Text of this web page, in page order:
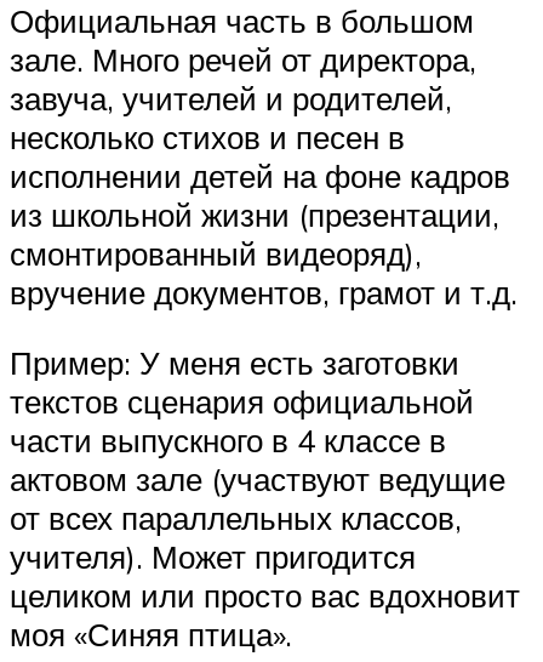
Официальная часть в большом
зале. Много речей от директора,
завуча, учителей и родителей,
несколько стихов и песен в
исполнении детей на фоне кадров
из школьной жизни (презентации,
смонтированный видеоряд),
вручение документов, грамот и т.д.
Пример: У меня есть заготовки
текстов сценария официальной
части выпускного в 4 классе в
актовом зале (участвуют ведущие
от всех параллельных классов,
учителя). Может пригодится
целиком или просто вас вдохновит
моя «Синяя птица».